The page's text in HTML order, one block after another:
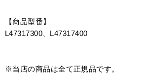
【商品型番】
L47317300、L47317400
※当店の商品は全て正規品です。